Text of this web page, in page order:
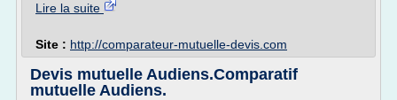
Lire la suite
Site : http://comparateur-mutuelle-devis.com
Devis mutuelle Audiens.Comparatif
mutuelle Audiens.